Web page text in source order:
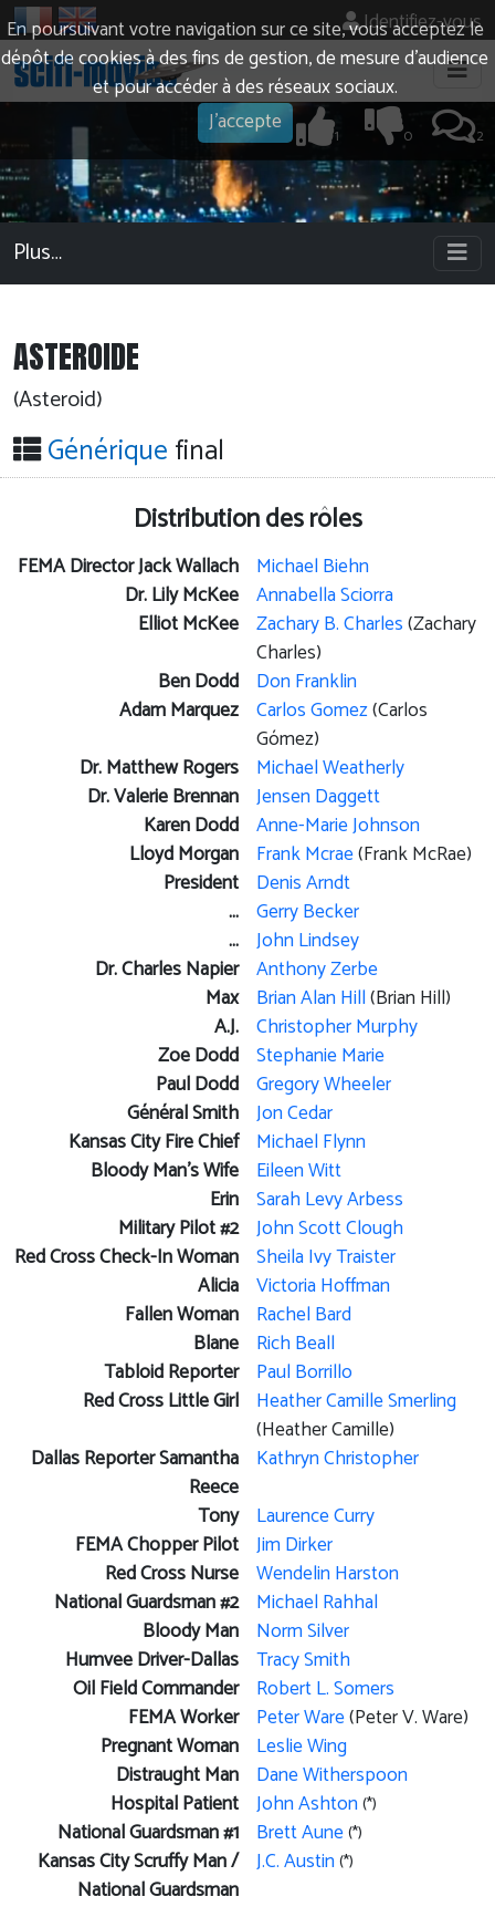
En poursuivant votre navigation sur ce site, vous acceptez le
dépôt de cookies à des fins de gestion, de mesure d’audience
et pour accéder à des réseaux sociaux.
J'accepte
Identifiez-vous
2
0
1
Plus…
ASTEROIDE
(Asteroid)
Génériquefinal
Distribution des rôles
FEMA Director Jack Wallach Michael Biehn
Dr. Lily McKee Annabella Sciorra
Elliot McKee Zachary B. Charles(Zachary
Charles)
Ben Dodd Don Franklin
Adam Marquez Carlos Gomez(Carlos
Gómez)
Dr. Matthew Rogers Michael Weatherly
Dr. Valerie Brennan Jensen Daggett
Karen Dodd Anne-Marie Johnson
Lloyd Morgan Frank Mcrae(Frank McRae)
President Denis Arndt
... Gerry Becker
... John Lindsey
Dr. Charles Napier Anthony Zerbe
Max Brian Alan Hill(Brian Hill)
A.J. Christopher Murphy
Zoe Dodd Stephanie Marie
Paul Dodd Gregory Wheeler
Général Smith Jon Cedar
Kansas City Fire Chief Michael Flynn
Bloody Man's Wife Eileen Witt
Erin Sarah Levy Arbess
Military Pilot #2 John Scott Clough
Red Cross Check-In Woman Sheila Ivy Traister
Alicia Victoria Hoffman
Fallen Woman Rachel Bard
Blane Rich Beall
Tabloid Reporter Paul Borrillo
Red Cross Little Girl Heather Camille Smerling
(Heather Camille)
Dallas Reporter Samantha
Reece
Kathryn Christopher
Tony Laurence Curry
FEMA Chopper Pilot Jim Dirker
Red Cross Nurse Wendelin Harston
National Guardsman #2 Michael Rahhal
Bloody Man Norm Silver
Humvee Driver-Dallas Tracy Smith
Oil Field Commander Robert L. Somers
FEMA Worker Peter Ware(Peter V. Ware)
Pregnant Woman Leslie Wing
Distraught Man Dane Witherspoon
Hospital Patient John Ashton(*)
National Guardsman #1 Brett Aune(*)
Kansas City Scruffy Man /
National Guardsman
J.C. Austin(*)